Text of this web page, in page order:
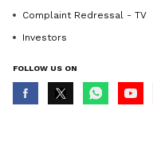
Complaint Redressal - TV
Investors
FOLLOW US ON